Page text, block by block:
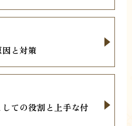
と対策
ての役割と上手な付